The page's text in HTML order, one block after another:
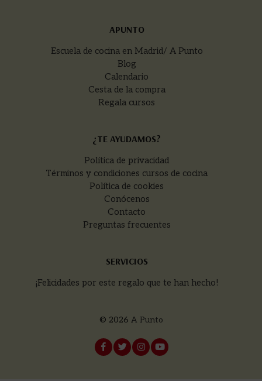
APUNTO
Escuela de cocina en Madrid/ A Punto
Blog
Calendario
Cesta de la compra
Regala cursos
¿TE AYUDAMOS?
Política de privacidad
Términos y condiciones cursos de cocina
Política de cookies
Conócenos
Contacto
Preguntas frecuentes
SERVICIOS
¡Felicidades por este regalo que te han hecho!
© 2026 A Punto